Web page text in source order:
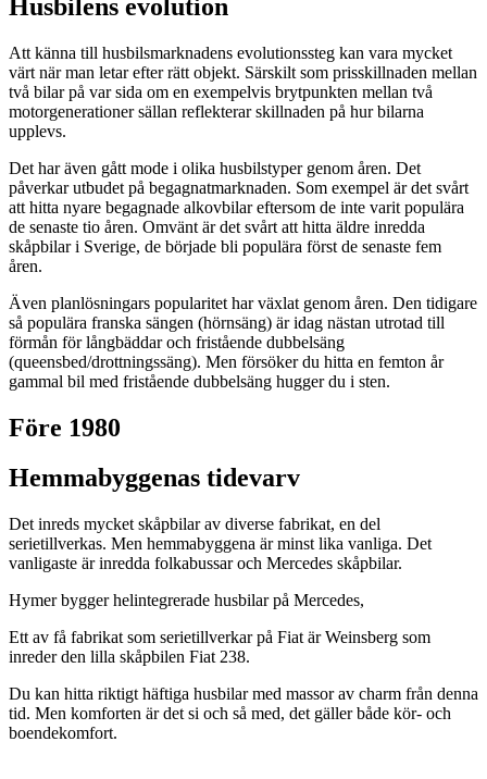
Husbilens evolution
Att känna till husbilsmarknadens evolutionssteg kan vara mycket
värt när man letar efter rätt objekt. Särskilt som prisskillnaden mellan
två bilar på var sida om en exempelvis brytpunkten mellan två
motorgenerationer sällan reflekterar skillnaden på hur bilarna
upplevs.
Det har även gått mode i olika husbilstyper genom åren. Det
påverkar utbudet på begagnatmarknaden. Som exempel är det svårt
att hitta nyare begagnade alkovbilar eftersom de inte varit populära
de senaste tio åren. Omvänt är det svårt att hitta äldre inredda
skåpbilar i Sverige, de började bli populära först de senaste fem
åren.
Även planlösningars popularitet har växlat genom åren. Den tidigare
så populära franska sängen (hörnsäng) är idag nästan utrotad till
förmån för långbäddar och fristående dubbelsäng
(queensbed/drottningssäng). Men försöker du hitta en femton år
gammal bil med fristående dubbelsäng hugger du i sten.
Före 1980
Hemmabyggenas tidevarv
Det inreds mycket skåpbilar av diverse fabrikat, en del
serietillverkas. Men hemmabyggena är minst lika vanliga. Det
vanligaste är inredda folkabussar och Mercedes skåpbilar.
Hymer bygger helintegrerade husbilar på Mercedes,
Ett av få fabrikat som serietillverkar på Fiat är Weinsberg som
inreder den lilla skåpbilen Fiat 238.
Du kan hitta riktigt häftiga husbilar med massor av charm från denna
tid. Men komforten är det si och så med, det gäller både kör- och
boendekomfort.